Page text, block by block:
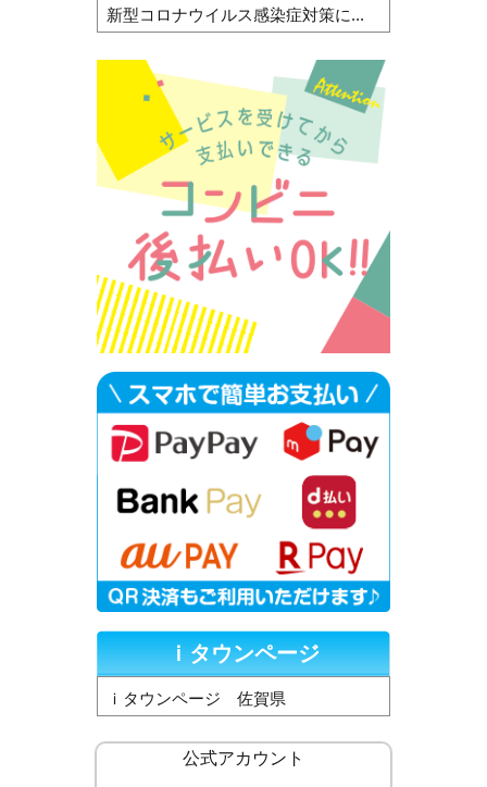
新型コロナウイルス感染症対策に...
ｉタウンページ
ｉタウンページ 佐賀県
公式アカウント